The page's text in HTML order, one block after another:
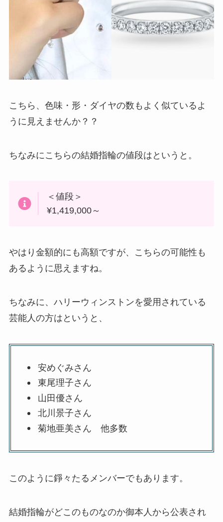
こちら、色味・形・ダイヤの数もよく似ているよ
うに見えませんか？？
ちなみにこちらの結婚指輪の値段はというと。
＜値段＞
¥1,419,000～
やはり金額的にも高額ですが、こちらの可能性も
あるように思えますね。
ちなみに、ハリーウィンストンを愛用されている
芸能人の方はというと、
安めぐみさん
東尾理子さん
山田優さん
北川景子さん
菊地亜美さん 他多数
このように錚々たるメンバーでもあります。
結婚指輪がどこのものなのか御本人から公表され